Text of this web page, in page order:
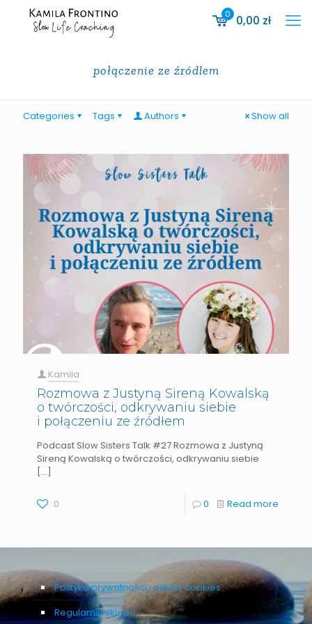
0 0,00 zł
połączenie ze źródlem
Categories Tags Authors Show all
Kamila
Rozmowa z Justyną Sireną Kowalską
o twórczości, odkrywaniu siebie
i połączeniu ze źródłem
Podcast Slow Sisters Talk #27 Rozmowa z Justyną
Sireną Kowalską o twórczości, odkrywaniu siebie
[…]
0 0 Read more
Polityka prywatności i plików cookies
Regulamin sklepu